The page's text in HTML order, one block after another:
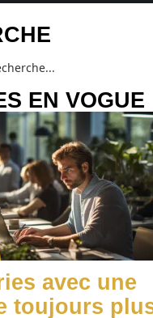
EN VOGUE
avec une
toujours